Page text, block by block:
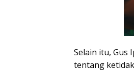
Selain itu, Gus
tentang